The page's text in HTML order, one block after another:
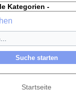
Startseite